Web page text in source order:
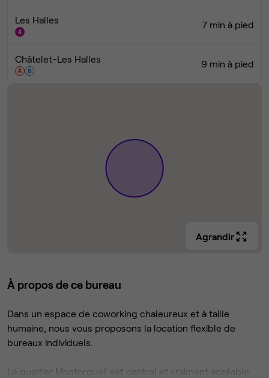
Les Halles 7 min à pied
Châtelet-Les Halles 9 min à pied
Agrandir
À propos de ce bureau
Dans un espace de coworking chaleureux et à taille
humaine, nous vous proposons la location flexible de
bureaux individuels.
Le quartier Montorgueil est central et vraiment agréable.